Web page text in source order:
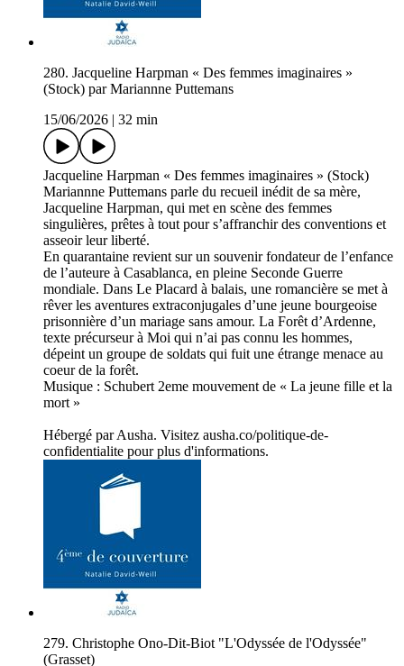
280. Jacqueline Harpman « Des femmes imaginaires »
(Stock) par Mariannne Puttemans
15/06/2026
32 min
Jacqueline Harpman « Des femmes imaginaires » (Stock)
Mariannne Puttemans parle du recueil inédit de sa mère,
Jacqueline Harpman, qui met en scène des femmes
singulières, prêtes à tout pour s’affranchir des conventions et
asseoir leur liberté.
En quarantaine revient sur un souvenir fondateur de l’enfance
de l’auteure à Casablanca, en pleine Seconde Guerre
mondiale. Dans Le Placard à balais, une romancière se met à
rêver les aventures extraconjugales d’une jeune bourgeoise
prisonnière d’un mariage sans amour. La Forêt d’Ardenne,
texte précurseur à Moi qui n’ai pas connu les hommes,
dépeint un groupe de soldats qui fuit une étrange menace au
coeur de la forêt.
Musique : Schubert 2eme mouvement de « La jeune fille et la
mort »
Hébergé par Ausha. Visitez ausha.co/politique-de-
confidentialite pour plus d'informations.
279. Christophe Ono-Dit-Biot "L'Odyssée de l'Odyssée"
(Grasset)